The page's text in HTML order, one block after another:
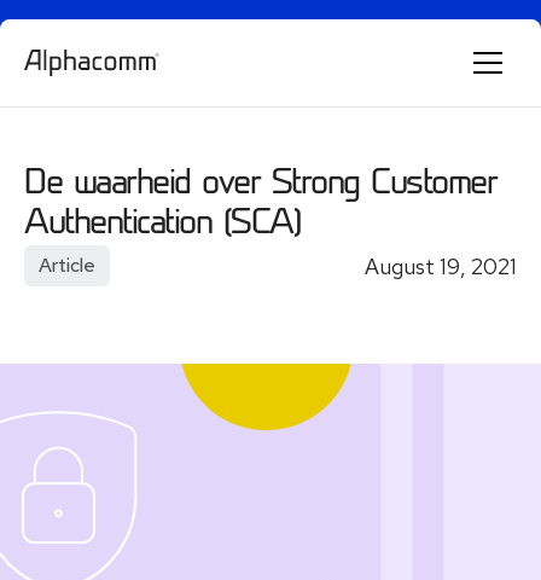
De waarheid over Strong Customer
Authentication (SCA)
Article August 19, 2021
Alphie AI
AI chatbot for Alphacomm